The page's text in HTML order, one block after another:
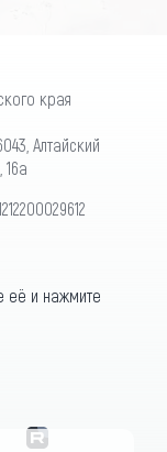
края
Алтайский
её и нажмите